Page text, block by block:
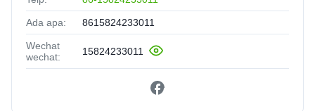
Ada apa: 8615824233011
Wechat
wechat:
15824233011